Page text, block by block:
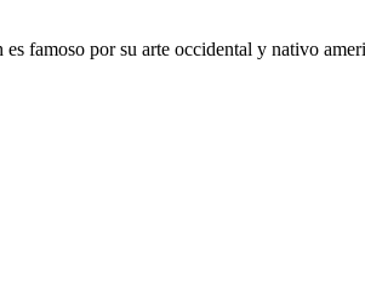
famoso por su arte occidental y nativo